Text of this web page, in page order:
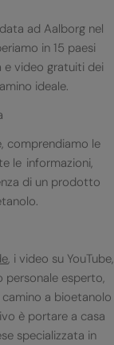
ad Aalborg nel
in 15 paesi
e video gratuiti dei
ideale.
comprendiamo le
le informazioni,
di un prodotto
, i video su YouTube,
personale esperto,
a bioetanolo
è portare a casa
specializzata in